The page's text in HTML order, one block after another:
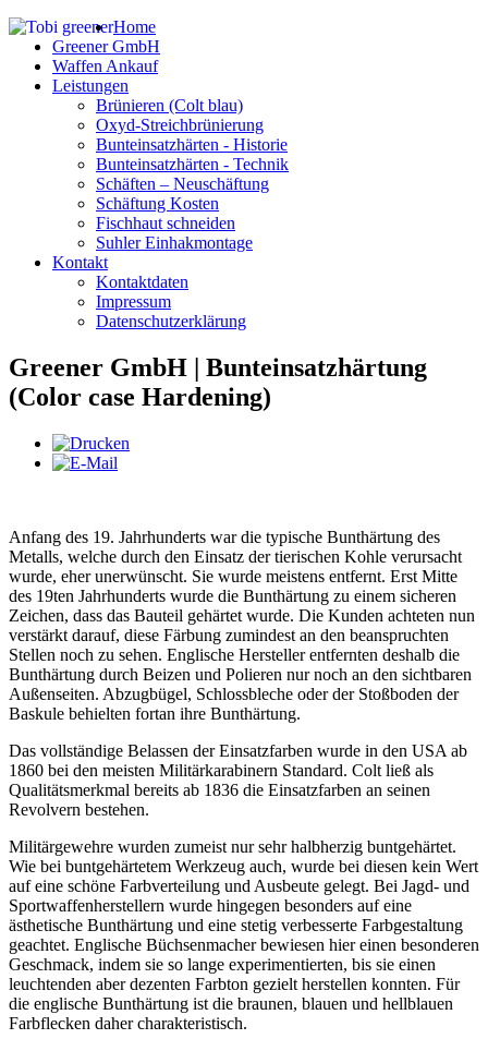
Home
Greener GmbH
Waffen Ankauf
Leistungen
Brünieren (Colt blau)
Oxyd-Streichbrünierung
Bunteinsatzhärten - Historie
Bunteinsatzhärten - Technik
Schäften – Neuschäftung
Schäftung Kosten
Fischhaut schneiden
Suhler Einhakmontage
Kontakt
Kontaktdaten
Impressum
Datenschutzerklärung
Greener GmbH | Bunteinsatzhärtung
(Color case Hardening)
Anfang des 19. Jahrhunderts war die typische Bunthärtung des
Metalls, welche durch den Einsatz der tierischen Kohle verursacht
wurde, eher unerwünscht. Sie wurde meistens entfernt. Erst Mitte
des 19ten Jahrhunderts wurde die Bunthärtung zu einem sicheren
Zeichen, dass das Bauteil gehärtet wurde. Die Kunden achteten nun
verstärkt darauf, diese Färbung zumindest an den beanspruchten
Stellen noch zu sehen. Englische Hersteller entfernten deshalb die
Bunthärtung durch Beizen und Polieren nur noch an den sichtbaren
Außenseiten. Abzugbügel, Schlossbleche oder der Stoßboden der
Baskule behielten fortan ihre Bunthärtung.
Das vollständige Belassen der Einsatzfarben wurde in den USA ab
1860 bei den meisten Militärkarabinern Standard. Colt ließ als
Qualitätsmerkmal bereits ab 1836 die Einsatzfarben an seinen
Revolvern bestehen.
Militärgewehre wurden zumeist nur sehr halbherzig buntgehärtet.
Wie bei buntgehärtetem Werkzeug auch, wurde bei diesen kein Wert
auf eine schöne Farbverteilung und Ausbeute gelegt. Bei Jagd- und
Sportwaffenherstellern wurde hingegen besonders auf eine
ästhetische Bunthärtung und eine stetig verbesserte Farbgestaltung
geachtet. Englische Büchsenmacher bewiesen hier einen besonderen
Geschmack, indem sie so lange experimentierten, bis sie einen
leuchtenden aber dezenten Farbton gezielt herstellen konnten. Für
die englische Bunthärtung ist die braunen, blauen und hellblauen
Farbflecken daher charakteristisch.